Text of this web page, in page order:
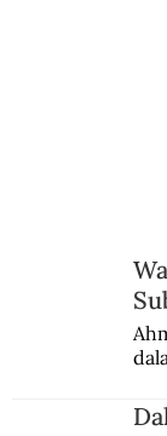
Dalam